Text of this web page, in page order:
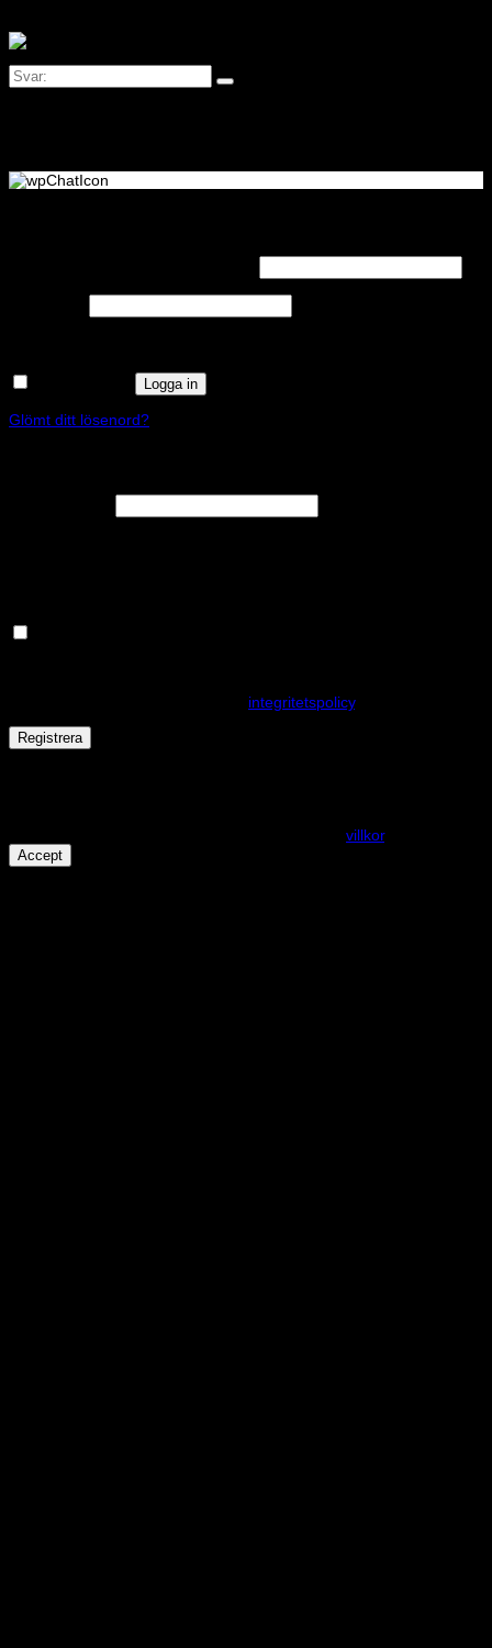
Logga in
Glömt ditt lösenord?
integritetspolicy.
Registrera
villkor.
Accept